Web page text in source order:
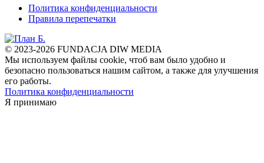
Политика конфиденциальности
Правила перепечатки
© 2023-2026 FUNDACJA DIW MEDIA
Мы используем файлы cookie, чтоб вам было удобно и
безопасно пользоваться нашим сайтом, а также для улучшения
его работы.
Политика конфиденциальности
Я принимаю